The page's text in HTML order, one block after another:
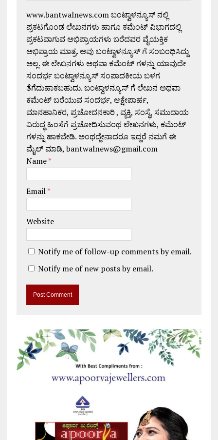
www.bantwalnews.com ಬಂಟ್ವಾಳನ್ಯೂಸ್ ನಲ್ಲಿ
ಪ್ರಕಟಗೊಂಡ ಲೇಖನಗಳು ಹಾಗೂ ಕಮೆಂಟ್ ವಿಭಾಗದಲ್ಲಿ
ಪ್ರಕಟವಾಗುವ ಅಭಿಪ್ರಾಯಗಳು ಬರೆದವರ ವೈಯಕ್ತಿಕ
ಅಭಿಪ್ರಾಯ ಮಾತ್ರ. ಅವು ಬಂಟ್ವಾಳನ್ಯೂಸ್ ಗೆ ಸಂಬಂಧಿಸಿದ್ದು
ಅಲ್ಲ. ಈ ಲೇಖನಗಳು ಅಥವಾ ಕಮೆಂಟ್ ಗಳನ್ನು ಯಾವುದೇ
ಸಂದರ್ಭ ಬಂಟ್ವಾಳನ್ಯೂಸ್ ಸಂಪಾದಕೀಯ ಬಳಗ
ತೆಗೆದುಹಾಕಬಹುದು. ಬಂಟ್ವಾಳನ್ಯೂಸ್ ಗೆ ಲೇಖನ ಅಥವಾ
ಕಮೆಂಟ್ ಬರೆಯುವ ಸಂದರ್ಭ, ಆಕ್ಷೇಪಾರ್ಹ,
ಮಾನಹಾನಿಕರ, ಪ್ರಚೋದನಕಾರಿ , ವ್ಯಕ್ತಿ, ಸಂಸ್ಥೆ, ಸಮುದಾಯ
ವಿರುದ್ಧ ಹಿಂಸೆಗೆ ಪ್ರಚೋದಿಸುವಂಥ ಲೇಖನಗಳು, ಕಮೆಂಟ್
ಗಳನ್ನು ಹಾಕಬೇಡಿ. ಅಂಥದ್ದೇನಾದರೂ ಇದ್ದರೆ ನಮಗೆ ಈ
ಮೈಲ್ ಮಾಡಿ, bantwalnews@gmail.com
Name*
Email*
Website
Notify me of follow-up comments by email.
Notify me of new posts by email.
t
e
r